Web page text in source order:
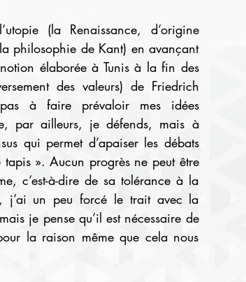
(la Renaissance, d’origine
philosophie de Kant) en avançant
élaborée à Tunis à la fin des
des valeurs) de Friedrich
à faire prévaloir mes idées
par ailleurs, je défends, mais à
qui permet d’apaiser les débats
». Aucun progrès ne peut être
c’est-à-dire de sa tolérance à la
j’ai un peu forcé le trait avec la
je pense qu’il est nécessaire de
la raison même que cela nous